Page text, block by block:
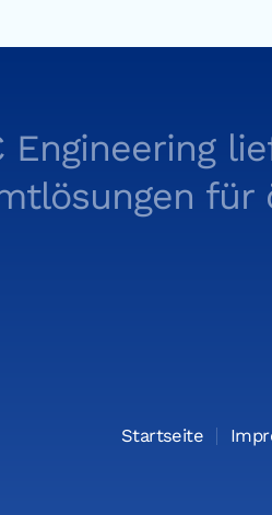
Engineering
Startseite